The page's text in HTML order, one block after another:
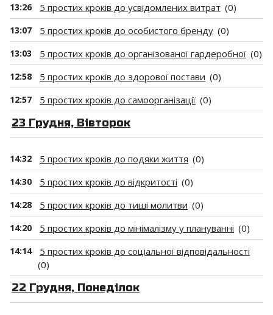
13:26 5 простих кроків до усвідомлених витрат (0)
13:07 5 простих кроків до особистого бренду (0)
13:03 5 простих кроків до організованої гардеробної (0)
12:58 5 простих кроків до здорової постави (0)
12:57 5 простих кроків до самоорганізації (0)
23 Грудня, Вівторок
14:32 5 простих кроків до подяки життя (0)
14:30 5 простих кроків до відкритості (0)
14:28 5 простих кроків до тиші молитви (0)
14:20 5 простих кроків до мінімалізму у плануванні (0)
14:14
5 простих кроків до соціальної відповідальності
(0)
22 Грудня, Понеділок